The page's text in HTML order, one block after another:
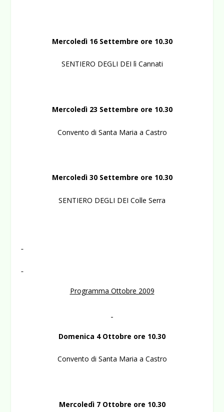
Mercoledì 16 Settembre ore 10.30
SENTIERO DEGLI DEI lì Cannati
Mercoledì 23 Settembre ore 10.30
Convento di Santa Maria a Castro
Mercoledì 30 Settembre ore 10.30
SENTIERO DEGLI DEI Colle Serra
Programma Ottobre 2009
Domenica 4 Ottobre ore 10.30
Convento di Santa Maria a Castro
Mercoledì 7 Ottobre ore 10.30